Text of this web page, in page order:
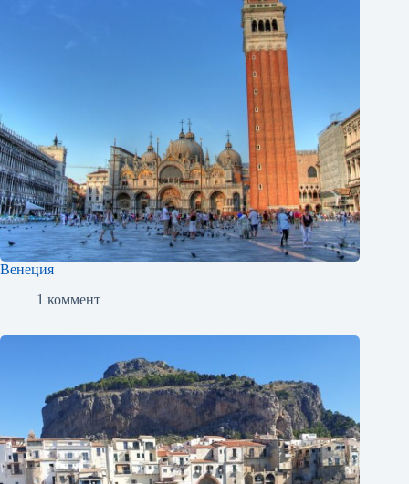
Венеция
1 коммент